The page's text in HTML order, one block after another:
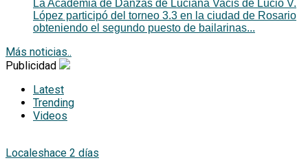
La Academia de Danzas de Luciana Vacis de Lucio V.
López participó del torneo 3.3 en la ciudad de Rosario
obteniendo el segundo puesto de bailarinas...
Más noticias..
Publicidad
Latest
Trending
Videos
Localeshace 2 días